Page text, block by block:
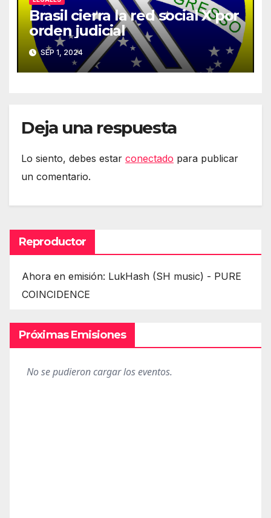
Brasil cierra la red social X por
orden judicial
SEP 1, 2024
Deja una respuesta
Lo siento, debes estar conectado para publicar
un comentario.
Reproductor
Ahora en emisión: LukHash (SH music) - PURE
COINCIDENCE
Próximas Emisiones